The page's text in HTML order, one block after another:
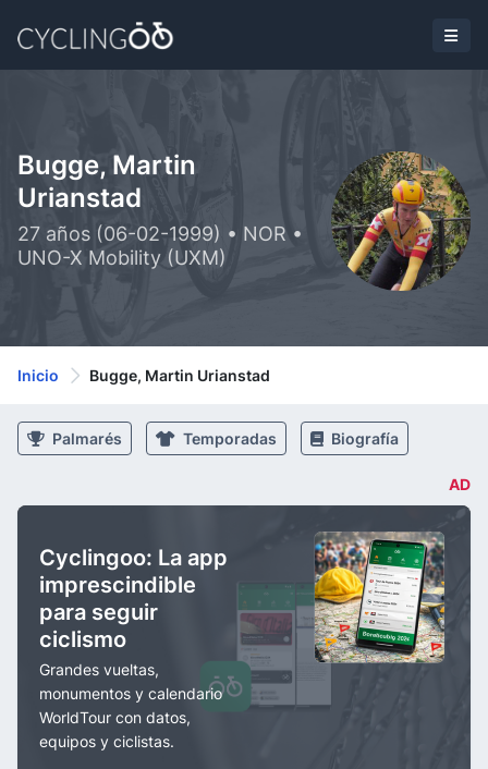
Bugge, Martin
Urianstad
27 años (06-02-1999) • NOR •
UNO-X Mobility (UXM)
Inicio Bugge, Martin Urianstad
Palmarés Temporadas Biografía
AD
Cyclingoo: La app
imprescindible
para seguir
ciclismo
Grandes vueltas,
monumentos y calendario
WorldTour con datos,
equipos y ciclistas.